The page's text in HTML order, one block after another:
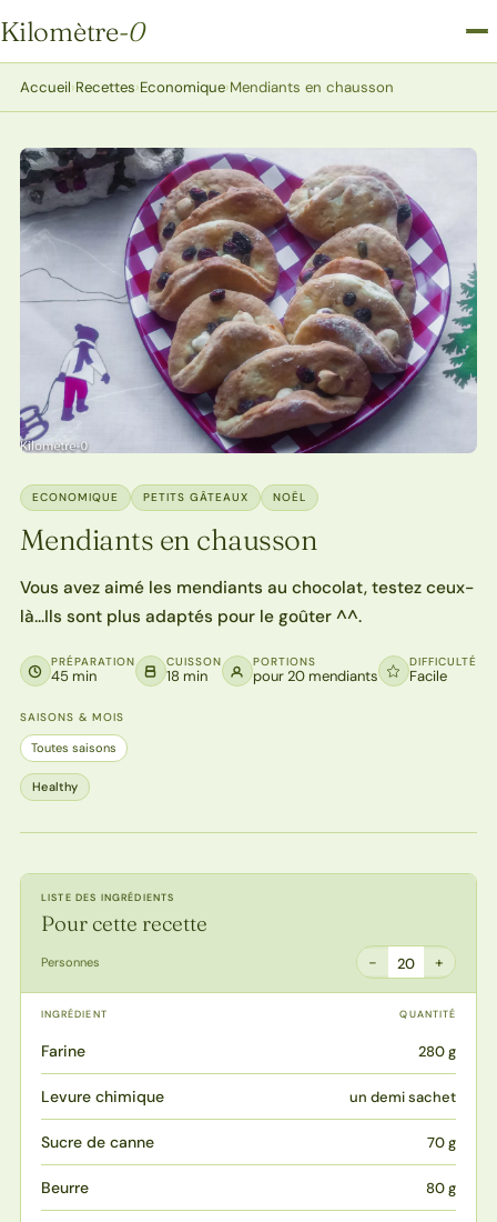
Kilomètre-0
Kilomètre-0
Accueil›Recettes›Economique›Mendiants en chausson
ECONOMIQUE PETITS GÂTEAUX NOËL
Mendiants en chausson
Vous avez aimé les mendiants au chocolat, testez ceux-
là…Ils sont plus adaptés pour le goûter ^^.
PRÉPARATION
45 min
CUISSON
18 min
PORTIONS
pour 20 mendiants
DIFFICULTÉ
Facile
SAISONS & MOIS
Toutes saisons
Healthy
LISTE DES INGRÉDIENTS
Pour cette recette
Personnes − 20 +
INGRÉDIENT QUANTITÉ
Farine 280 g
Levure chimique un demi sachet
Sucre de canne 70 g
Beurre 80 g